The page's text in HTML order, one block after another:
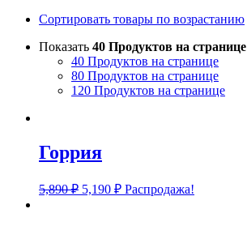
Сортировать товары по возрастанию
Показать 40 Продуктов на странице
40 Продуктов на странице
80 Продуктов на странице
120 Продуктов на странице
Горрия
5,890₽ 5,190 ₽ Распродажа!